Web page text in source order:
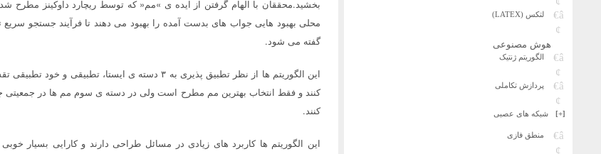
بخشید.محققان با الهام گرفتن از ایده ی »مم« که توسط ریچارد داوکینز مطرح
محلی بهبود هایی جواب های بدست آمده را بهبود می دهند تا فرآیند جستجو سریع
گفته می شود.
این الگوریتم ها از نظر تطبیق پذیری به ۳ دسته ی
کنند و فقط انتخاب بهترین مم مطرح است ولی در دسته ی سوم مم ها در جمعیتی
کنند.
این الگوریتم ها کاربرد های زیادی در مسائل طراحی دارند و کارایی بسیار
لتکس (LATEX)
هوش مصنوعی
الگوریتم ژنتیک
پردازش تکاملی
[+] شبکه های عصبی
منطق فازی